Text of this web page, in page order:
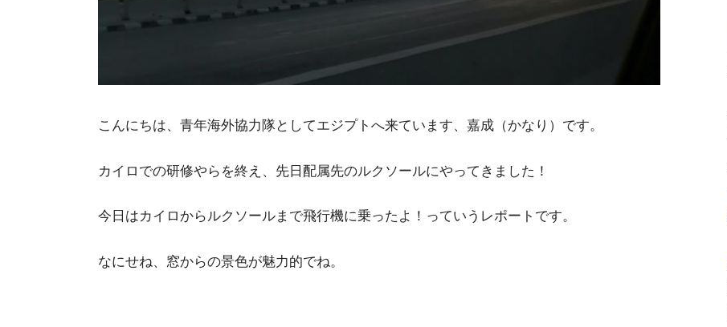
こんにちは、青年海外協力隊としてエジプトへ来ています、嘉成（かなり）です。
カイロでの研修やらを終え、先日配属先のルクソールにやってきました！
今日はカイロからルクソールまで飛行機に乗ったよ！っていうレポートです。
なにせね、窓からの景色が魅力的でね。